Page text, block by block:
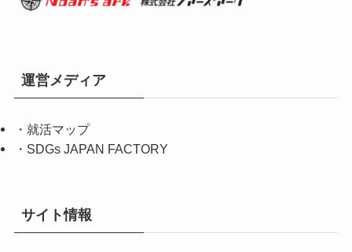
運営メディア
・ 就活マップ
・ SDGs JAPAN FACTORY
サイト情報